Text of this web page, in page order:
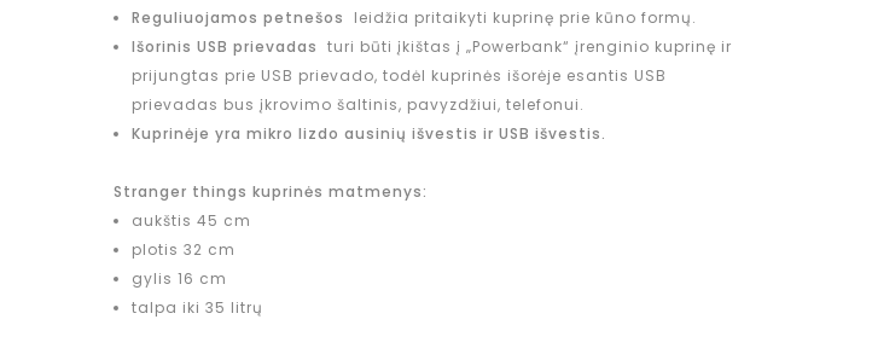
Reguliuojamos petnešos
leidžia pritaikyti kuprinę prie kūno formų.
Išorinis USB prievadas turi būti įkištas į „Powerbank“ įrenginio kuprinę ir
prijungtas prie USB prievado, todėl kuprinės išorėje esantis USB
prievadas bus įkrovimo šaltinis, pavyzdžiui, telefonui.
Kuprinėje yra mikro lizdo ausinių išvestis ir USB išvestis.
Stranger things kuprinės matmenys:
aukštis 45 cm
plotis 32 cm
gylis 16 cm
talpa iki 35 litrų